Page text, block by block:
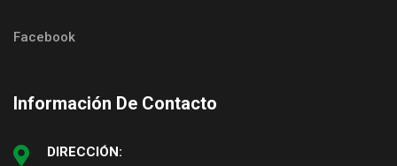
Facebook
Información De Contacto
DIRECCIÓN: